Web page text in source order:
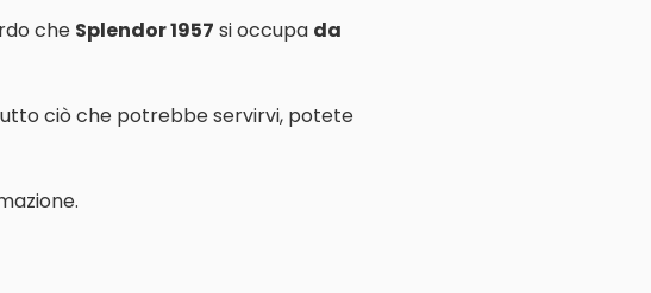
che Splendor 1957 si occupa da
ciò che potrebbe servirvi, potete